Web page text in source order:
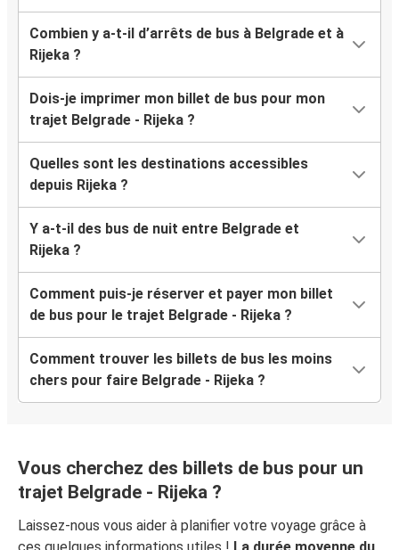
Combien y a-t-il d’arrêts de bus à Belgrade et à
Rijeka ?
Dois-je imprimer mon billet de bus pour mon
trajet Belgrade - Rijeka ?
Quelles sont les destinations accessibles
depuis Rijeka ?
Y a-t-il des bus de nuit entre Belgrade et
Rijeka ?
Comment puis-je réserver et payer mon billet
de bus pour le trajet Belgrade - Rijeka ?
Comment trouver les billets de bus les moins
chers pour faire Belgrade - Rijeka ?
Vous cherchez des billets de bus pour un
trajet Belgrade - Rijeka ?
Laissez-nous vous aider à planifier votre voyage grâce à